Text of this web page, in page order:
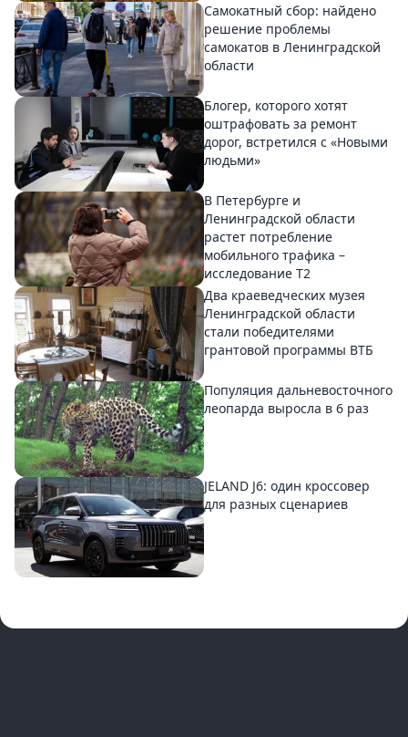
Самокатный сбор: найдено
решение проблемы
самокатов в Ленинградской
области
Блогер, которого хотят
оштрафовать за ремонт
дорог, встретился с «Новыми
людьми»
В Петербурге и
Ленинградской области
растет потребление
мобильного трафика –
исследование T2
Два краеведческих музея
Ленинградской области
стали победителями
грантовой программы ВТБ
Популяция дальневосточного
леопарда выросла в 6 раз
JELAND J6: один кроссовер
для разных сценариев